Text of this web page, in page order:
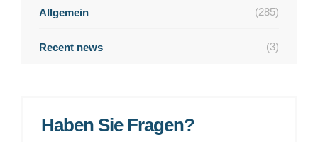
Allgemein (285)
Recent news (3)
Haben Sie Fragen?